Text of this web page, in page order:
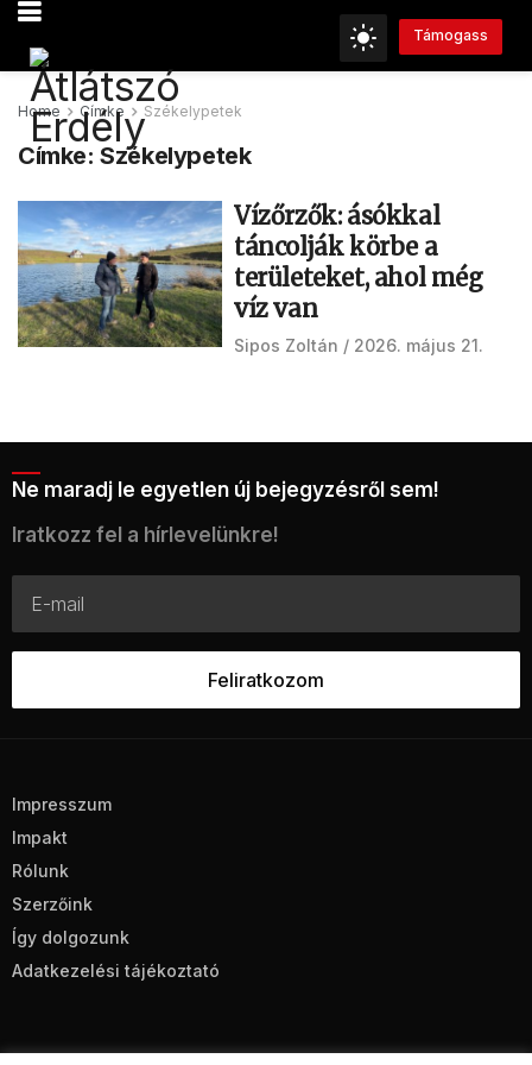
Támogass
Home Címke Székelypetek
Címke:Székelypetek
Vízőrzők: ásókkal
táncolják körbe a
területeket, ahol még
víz van
Sipos Zoltán 2026. május 21.
Ne maradj le egyetlen új bejegyzésről sem!
Iratkozz fel a hírlevelünkre!
Impresszum
Impakt
Rólunk
Szerzőink
Így dolgozunk
Adatkezelési tájékoztató